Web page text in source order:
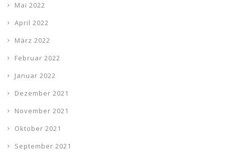
Mai 2022
April 2022
März 2022
Februar 2022
Januar 2022
Dezember 2021
November 2021
Oktober 2021
September 2021